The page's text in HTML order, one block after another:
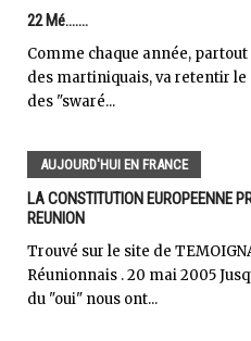
22 Mé.......
Comme chaque année,
des martiniquais, va retentir le
des "swaré...
AUJOURD'HUI EN FRANCE
LA CONSTITUTION EUROPEENNE
REUNION
Trouvé sur le site de
Réunionnais . 20 mai 2005
du "oui" nous ont...